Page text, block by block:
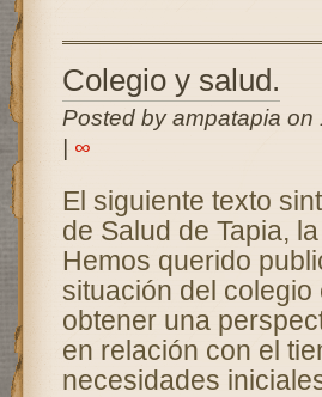
Colegio y salud.
Posted by ampatapia on
∞
El siguiente texto
de Salud de Tapia,
Hemos querido
situación del
obtener una
en relación con el
necesidades